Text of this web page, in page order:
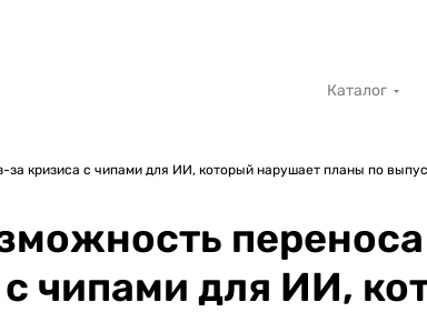
Каталог
кризиса с чипами для ИИ, который нарушает планы по
чипами для ИИ,